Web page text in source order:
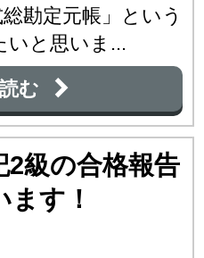
勘定元帳」という
いと思いま...
む
級の合格報告
す！